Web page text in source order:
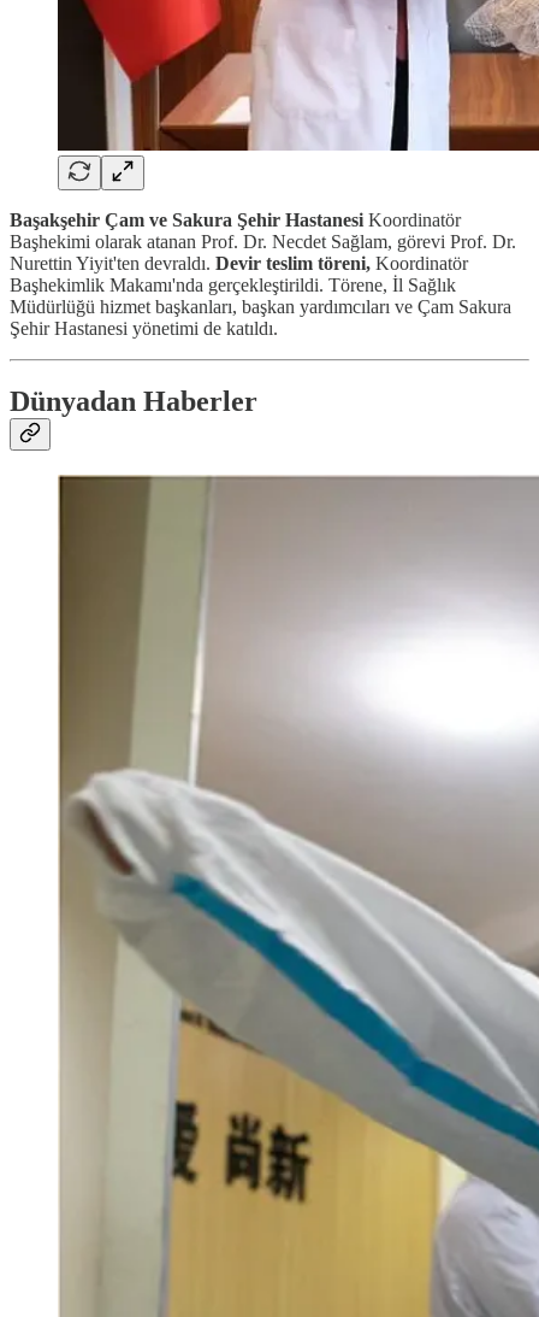
Başakşehir Çam ve Sakura Şehir Hastanesi Koordinatör
Başhekimi olarak atanan Prof. Dr. Necdet Sağlam, görevi Prof. Dr.
Nurettin Yiyit'ten devraldı. Devir teslim töreni, Koordinatör
Başhekimlik Makamı'nda gerçekleştirildi. Törene, İl Sağlık
Müdürlüğü hizmet başkanları, başkan yardımcıları ve Çam Sakura
Şehir Hastanesi yönetimi de katıldı.
Dünyadan Haberler